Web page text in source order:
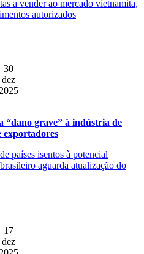
a vender ao mercado vietnamita,
autorizados
30
dez
2025
“dano grave” à indústria de
exportadores
países isentos à potencial
aguarda atualização do
17
dez